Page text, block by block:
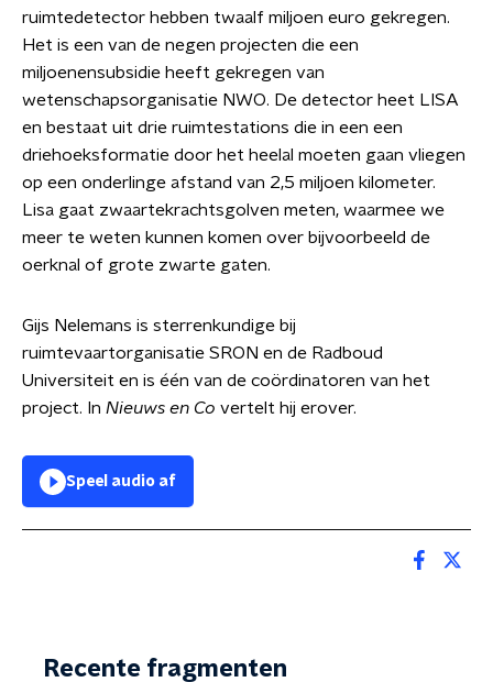
ruimtedetector hebben twaalf miljoen euro gekregen.
Het is een van de negen projecten die een
miljoenensubsidie heeft gekregen van
wetenschapsorganisatie NWO. De detector heet LISA
en bestaat uit drie ruimtestations die in een een
driehoeksformatie door het heelal moeten gaan vliegen
op een onderlinge afstand van 2,5 miljoen kilometer.
Lisa gaat zwaartekrachtsgolven meten, waarmee we
meer te weten kunnen komen over bijvoorbeeld de
oerknal of grote zwarte gaten.
Gijs Nelemans is sterrenkundige bij
ruimtevaartorganisatie SRON en de Radboud
Universiteit en is één van de coördinatoren van het
project. In Nieuws en Co vertelt hij erover.
Speel audio af
Recente fragmenten